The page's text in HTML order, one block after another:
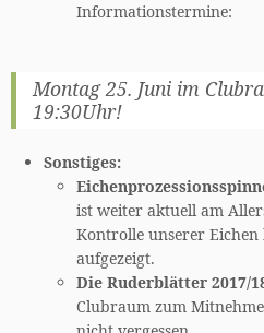
Informationstermine:
Montag 25. Juni im
19:30Uhr!
Sonstiges:
ist weiter aktuell am
Kontrolle unserer
aufgezeigt.
Die Ruderblätter 2017/
Clubraum zum